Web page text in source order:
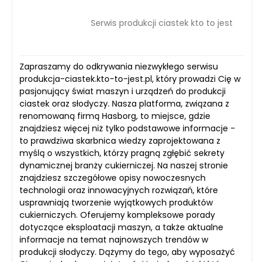
Serwis produkcji ciastek kto to jest
Zapraszamy do odkrywania niezwykłego serwisu
produkcja-ciastek.kto-to-jest.pl, który prowadzi Cię w
pasjonujący świat maszyn i urządzeń do produkcji
ciastek oraz słodyczy. Nasza platforma, związana z
renomowaną firmą Hasborg, to miejsce, gdzie
znajdziesz więcej niż tylko podstawowe informacje -
to prawdziwa skarbnica wiedzy zaprojektowana z
myślą o wszystkich, którzy pragną zgłębić sekrety
dynamicznej branży cukierniczej. Na naszej stronie
znajdziesz szczegółowe opisy nowoczesnych
technologii oraz innowacyjnych rozwiązań, które
usprawniają tworzenie wyjątkowych produktów
cukierniczych. Oferujemy kompleksowe porady
dotyczące eksploatacji maszyn, a także aktualne
informacje na temat najnowszych trendów w
produkcji słodyczy. Dążymy do tego, aby wyposażyć